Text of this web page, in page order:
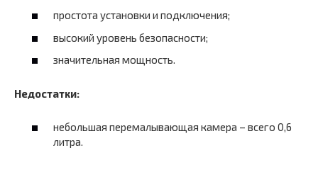
простота установки и подключения;
высокий уровень безопасности;
значительная мощность.
Недостатки:
небольшая перемалывающая камера – всего 0,6
литра.